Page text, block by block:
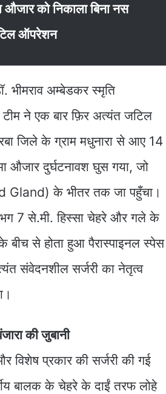
को निकाला बिना नस
ऑपरेशन
भीमराव अम्बेडकर स्मृति
टीम ने एक बार फ़िर अत्यंत जटिल
जिले के ग्राम मधुनारा से आए 14
औजार दुर्घटनावश घुस गया, जो
Gland) के भीतर तक जा पहुँचा।
7 से.मी. हिस्सा चेहरे और गले के
बीच से होता हुआ पैरास्पाइनल स्पेस
संवेदनशील सर्जरी का नेतृत्व
की जुबानी
विशेष प्रकार की सर्जरी की गई
बालक के चेहरे के दाईं तरफ लोहे